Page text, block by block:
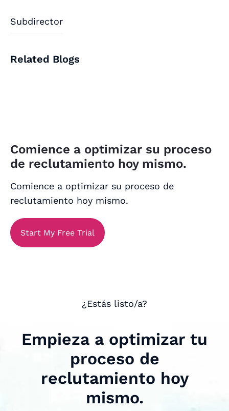
Subdirector
Related Blogs
Comience a optimizar su proceso
de reclutamiento hoy mismo.
Comience a optimizar su proceso de
reclutamiento hoy mismo.
Start My Free Trial
¿Estás listo/a?
Empieza a optimizar tu
proceso de
reclutamiento hoy
mismo.